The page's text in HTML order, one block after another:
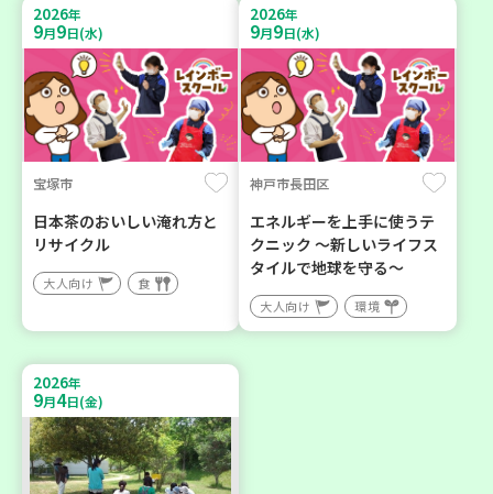
2026年
9月9日(水)
宝塚市
日本茶のおいしい淹れ方と
リサイクル
大人向け 食
2026年
9月9日(水)
神戸市長田区
エネルギーを上手に使うテ
クニック ～新しいライフス
タイルで地球を守る～
大人向け 環境
2026年
9月4日(金)